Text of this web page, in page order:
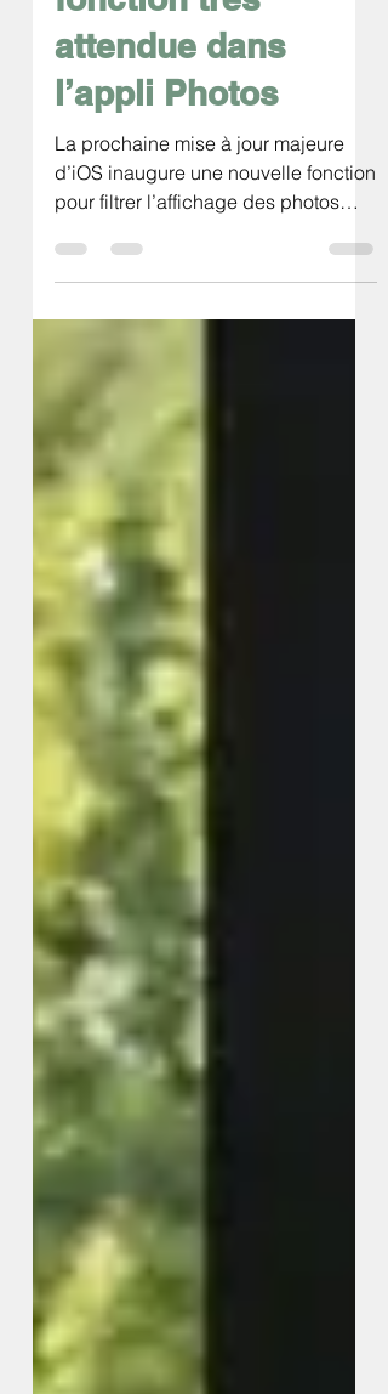
fonction très
attendue dans
l’appli Photos
La prochaine mise à jour majeure
d’iOS inaugure une nouvelle fonction
pour filtrer l’affichage des photos
attendue de longue date par les
utilisateurs. Avec iOS 27, la
prochaine mise à jour majeure du
système d’exploitation des iPhone,
fonction nommée « Capturées par
moi ». Grâce à elle, vous pourrez
afficher uniquem